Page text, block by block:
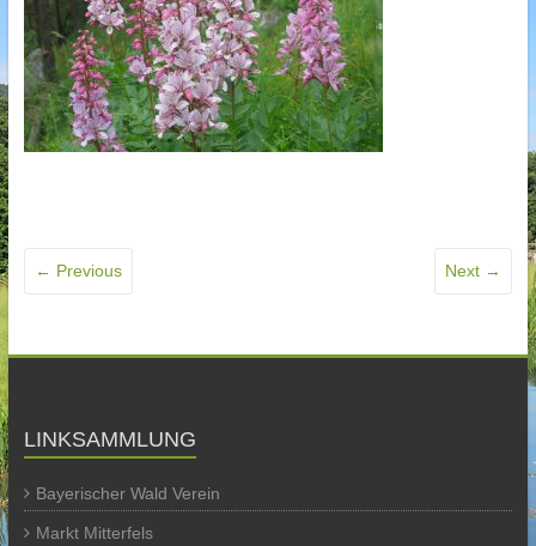
← Previous Next →
LINKSAMMLUNG
Bayerischer Wald Verein
Markt Mitterfels